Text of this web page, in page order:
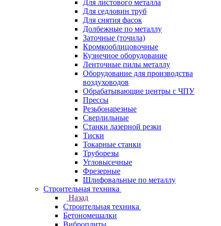
Для листового металла
Для седловин труб
Для снятия фасок
Долбежные по металлу
Заточные (точила)
Кромкооблицовочные
Кузнечное оборудование
Ленточные пилы металлу
Оборудование для производства
воздуховодов
Обрабатывающие центры с ЧПУ
Прессы
Резьбонарезные
Сверлильные
Станки лазерной резки
Тиски
Токарные станки
Труборезы
Угловысечные
Фрезерные
Шлифовальные по металлу
Строительная техника
Назад
Строительная техника
Бетономешалки
Виброплиты